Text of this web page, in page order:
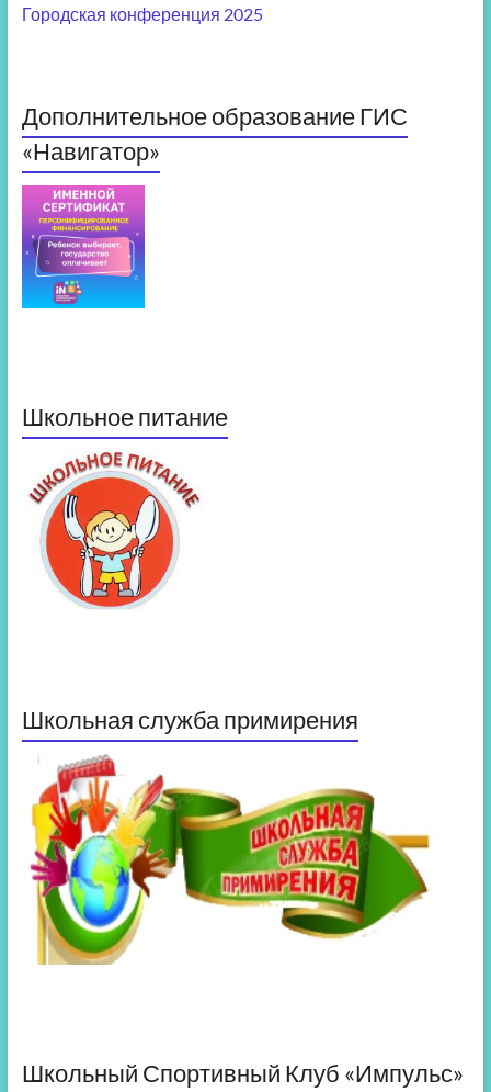
Городская конференция 2025
Дополнительное образование ГИС
«Навигатор»
Школьное питание
Школьная служба примирения
Школьный Спортивный Клуб «Импульс»